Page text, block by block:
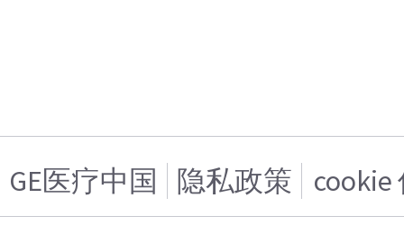
GE医疗中国 隐私政策 cookie